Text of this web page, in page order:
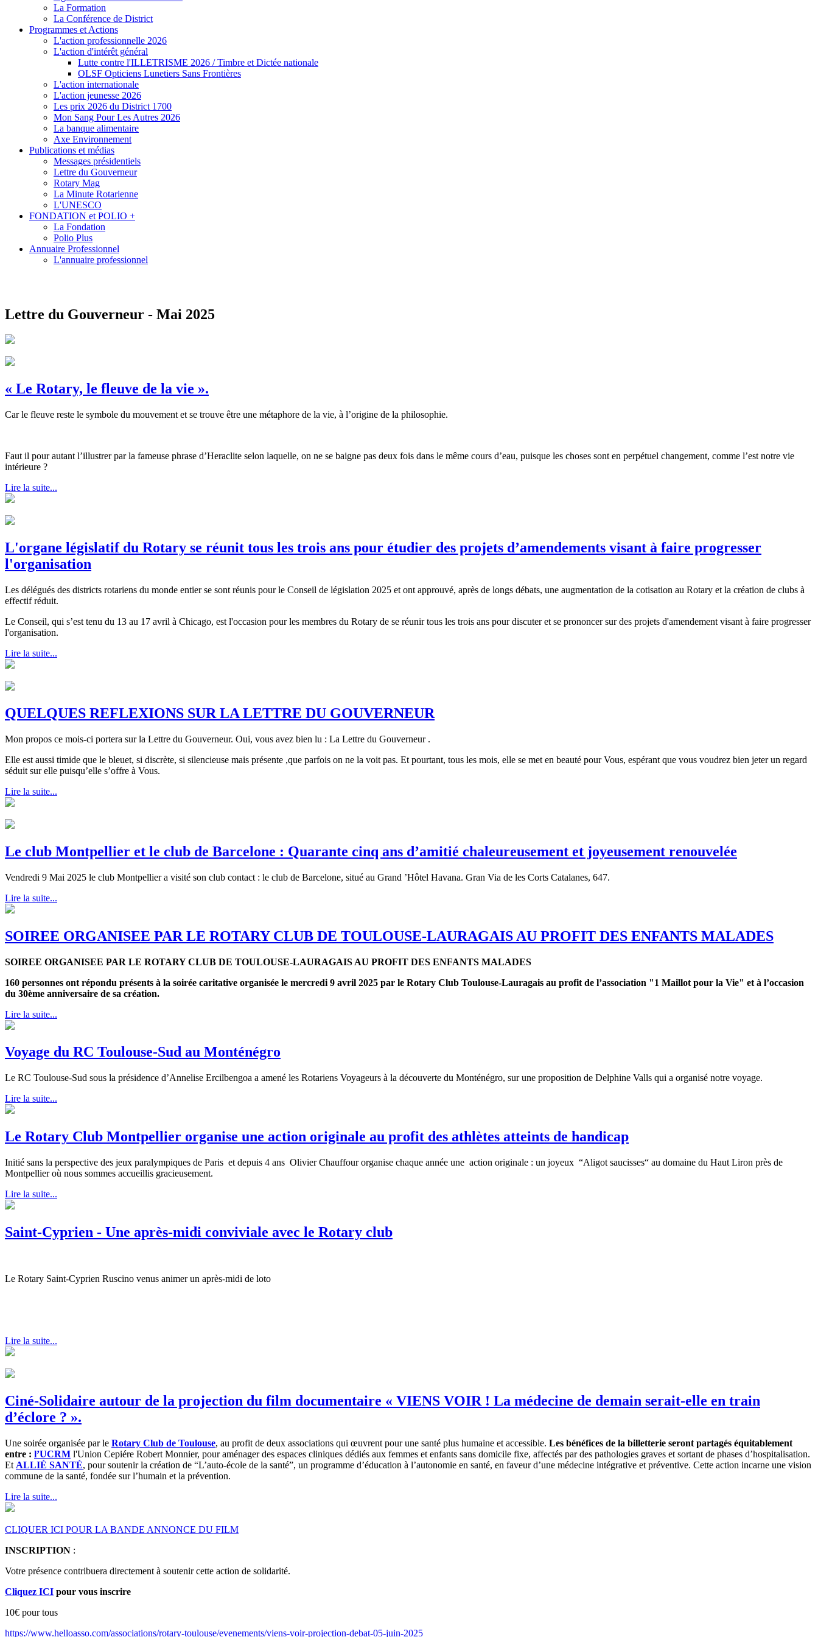
La Formation
La Conférence de District
Programmes et Actions
L'action professionnelle 2026
L'action d'intérêt général
Lutte contre l'ILLETRISME 2026 / Timbre et Dictée nationale
OLSF Opticiens Lunetiers Sans Frontières
L'action internationale
L'action jeunesse 2026
Les prix 2026 du District 1700
Mon Sang Pour Les Autres 2026
La banque alimentaire
Axe Environnement
Publications et médias
Messages présidentiels
Lettre du Gouverneur
Rotary Mag
La Minute Rotarienne
L'UNESCO
FONDATION et POLIO +
La Fondation
Polio Plus
Annuaire Professionnel
L'annuaire professionnel
Lettre du Gouverneur - Mai 2025
« Le Rotary, le fleuve de la vie ».
Car le fleuve reste le symbole du mouvement et se trouve être une métaphore de la vie, à l’origine de la philosophie.
Faut il pour autant l’illustrer par la fameuse phrase d’Heraclite selon laquelle, on ne se baigne pas deux fois dans le même cours d’eau, puisque les choses sont en perpétuel changement, comme l’est notre vie
intérieure ?
Lire la suite...
L'organe législatif du Rotary se réunit tous les trois ans pour étudier des projets d’amendements visant à faire progresser
l'organisation
Les délégués des districts rotariens du monde entier se sont réunis pour le Conseil de législation 2025 et ont approuvé, après de longs débats, une augmentation de la cotisation au Rotary et la création de clubs à
effectif réduit.
Le Conseil, qui s’est tenu du 13 au 17 avril à Chicago, est l'occasion pour les membres du Rotary de se réunir tous les trois ans pour discuter et se prononcer sur des projets d'amendement visant à faire progresser
l'organisation.
Lire la suite...
QUELQUES REFLEXIONS SUR LA LETTRE DU GOUVERNEUR
Mon propos ce mois-ci portera sur la Lettre du Gouverneur. Oui, vous avez bien lu : La Lettre du Gouverneur .
Elle est aussi timide que le bleuet, si discrète, si silencieuse mais présente ,que parfois on ne la voit pas. Et pourtant, tous les mois, elle se met en beauté pour Vous, espérant que vous voudrez bien jeter un regard
séduit sur elle puisqu’elle s’offre à Vous.
Lire la suite...
Le club Montpellier et le club de Barcelone : Quarante cinq ans d’amitié chaleureusement et joyeusement renouvelée
Vendredi 9 Mai 2025 le club Montpellier a visité son club contact : le club de Barcelone, situé au Grand ’Hôtel Havana. Gran Via de les Corts Catalanes, 647.
Lire la suite...
SOIREE ORGANISEE PAR LE ROTARY CLUB DE TOULOUSE-LAURAGAIS AU PROFIT DES ENFANTS MALADES
SOIREE ORGANISEE PAR LE ROTARY CLUB DE TOULOUSE-LAURAGAIS AU PROFIT DES ENFANTS MALADES
160 personnes ont répondu présents à la soirée caritative organisée le mercredi 9 avril 2025 par le Rotary Club Toulouse-Lauragais au profit de l’association "1 Maillot pour la Vie" et à l’occasion
du 30ème anniversaire de sa création.
Lire la suite...
Voyage du RC Toulouse-Sud au Monténégro
Le RC Toulouse-Sud sous la présidence d’Annelise Ercilbengoa a amené les Rotariens Voyageurs à la découverte du Monténégro, sur une proposition de Delphine Valls qui a organisé notre voyage.
Lire la suite...
Le Rotary Club Montpellier organise une action originale au profit des athlètes atteints de handicap
Initié sans la perspective des jeux paralympiques de Paris et depuis 4 ans Olivier Chauffour organise chaque année une action originale : un joyeux “Aligot saucisses“ au domaine du Haut Liron près de
Montpellier où nous sommes accueillis gracieusement.
Lire la suite...
Saint-Cyprien - Une après-midi conviviale avec le Rotary club
Le Rotary Saint-Cyprien Ruscino venus animer un après-midi de loto
Lire la suite...
Ciné-Solidaire autour de la projection du film documentaire « VIENS VOIR ! La médecine de demain serait-elle en train
d’éclore ? ».
Une soirée organisée par le Rotary Club de Toulouse, au profit de deux associations qui œuvrent pour une santé plus humaine et accessible. Les bénéfices de la billetterie seront partagés équitablement
entre : l’UCRM l'Union Cepiére Robert Monnier, pour aménager des espaces cliniques dédiés aux femmes et enfants sans domicile fixe, affectés par des pathologies graves et sortant de phases d’hospitalisation.
Et ALLIÉ SANTÉ, pour soutenir la création de “L’auto-école de la santé”, un programme d’éducation à l’autonomie en santé, en faveur d’une médecine intégrative et préventive. Cette action incarne une vision
commune de la santé, fondée sur l’humain et la prévention.
Lire la suite...
CLIQUER ICI POUR LA BANDE ANNONCE DU FILM
INSCRIPTION :
Votre présence contribuera directement à soutenir cette action de solidarité.
Cliquez ICI pour vous inscrire
10€ pour tous
https://www.helloasso.com/associations/rotary-toulouse/evenements/viens-voir-projection-debat-05-juin-2025